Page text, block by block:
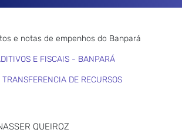
e notas de empenhos do Banpará
E FISCAIS - BANPARÁ
TRANSFERENCIA DE RECURSOS
QUEIROZ